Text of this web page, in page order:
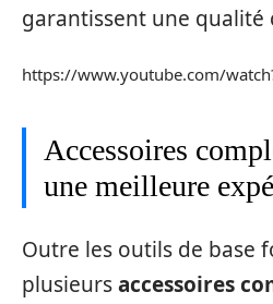
garantissent une qualité
https://www.youtube.com/
Accessoires
une meilleure
Outre les outils de base
plusieursaccessoires